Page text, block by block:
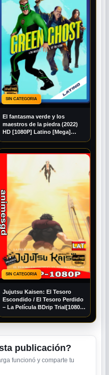
SIN CATEGORIA
El fantasma verde y los
maestros de la piedra (2022)
HD [1080P] Latino [Mega]
SIN CATEGORIA
Jujutsu Kaisen: El Tesoro
Escondido / El Tesoro Perdido
– La Película BDrip Trial[1080P]
publicación?
funcionó y comparte tu